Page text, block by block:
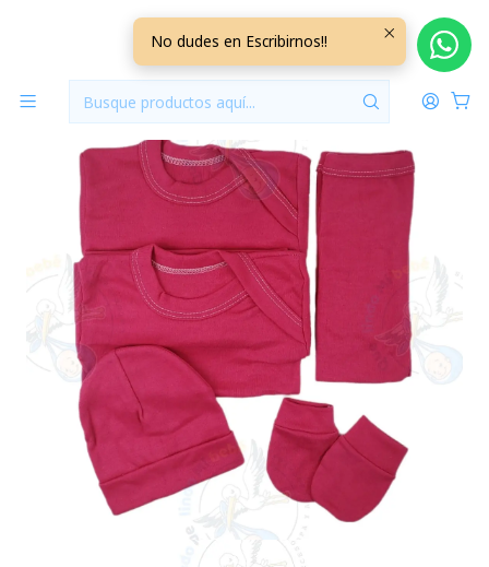
Ajuares 0/3 Meses Lisos/Rayados
Ajuar 5 Piezas Liso Talla 0/3 Meses Fucsia
No dudes en Escribirnos!!